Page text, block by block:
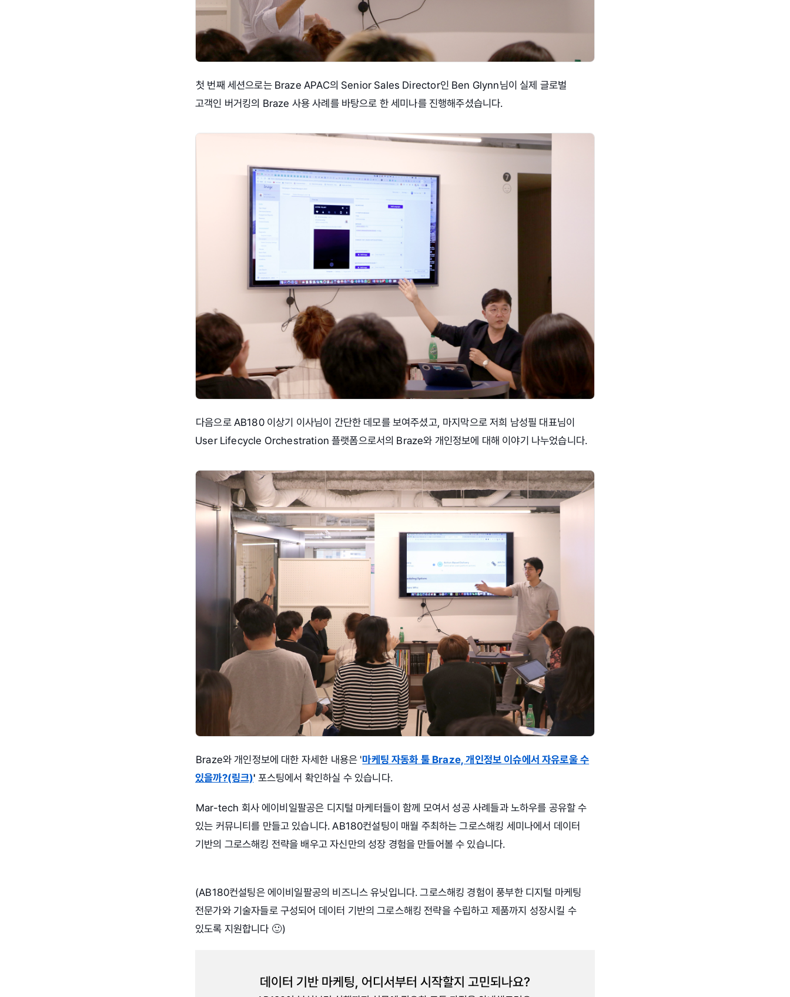
첫 번째 세션으로는 Braze APAC의 Senior Sales Director인 Ben Glynn님이 실제 글로벌
고객인 버거킹의 Braze 사용 사례를 바탕으로 한 세미나를 진행해주셨습니다.
다음으로 AB180 이상기 이사님이 간단한 데모를 보여주셨고, 마지막으로 저희 남성필 대표님이
User Lifecycle Orchestration 플랫폼으로서의 Braze와 개인정보에 대해 이야기 나누었습니다.
Braze와 개인정보에 대한 자세한 내용은 '마케팅 자동화 툴 Braze, 개인정보 이슈에서 자유로울 수
있을까?(링크)' 포스팅에서 확인하실 수 있습니다.
Mar-tech 회사 에이비일팔공은 디지털 마케터들이 함께 모여서 성공 사례들과 노하우를 공유할 수
있는 커뮤니티를 만들고 있습니다. AB180컨설팅이 매월 주최하는 그로스해킹 세미나에서 데이터
기반의 그로스해킹 전략을 배우고 자신만의 성장 경험을 만들어볼 수 있습니다.
(AB180컨설팅은 에이비일팔공의 비즈니스 유닛입니다. 그로스해킹 경험이 풍부한 디지털 마케팅
전문가와 기술자들로 구성되어 데이터 기반의 그로스해킹 전략을 수립하고 제품까지 성장시킬 수
있도록 지원합니다 🙂)
데이터 기반 마케팅, 어디서부터 시작할지 고민되나요?